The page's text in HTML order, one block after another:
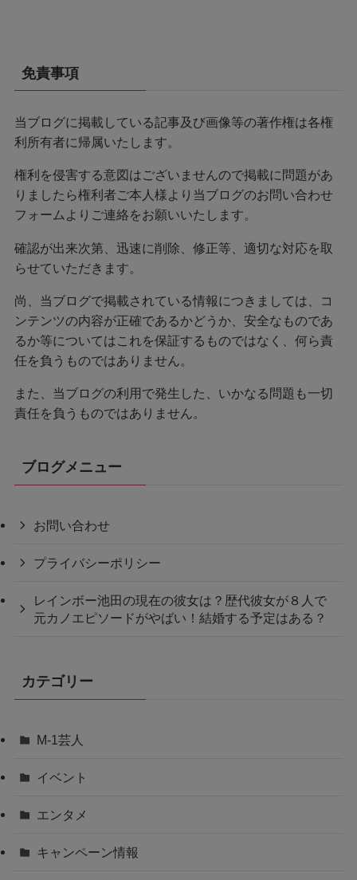
免責事項
当ブログに掲載している記事及び画像等の著作権は各権
利所有者に帰属いたします。
権利を侵害する意図はございませんので掲載に問題があ
りましたら権利者ご本人様より当ブログのお問い合わせ
フォームよりご連絡をお願いいたします。
確認が出来次第、迅速に削除、修正等、適切な対応を取
らせていただきます。
尚、当ブログで掲載されている情報につきましては、コ
ンテンツの内容が正確であるかどうか、安全なものであ
るか等についてはこれを保証するものではなく、何ら責
任を負うものではありません。
また、当ブログの利用で発生した、いかなる問題も一切
責任を負うものではありません。
ブログメニュー
お問い合わせ
プライバシーポリシー
レインボー池田の現在の彼女は？歴代彼女が８人で
元カノエピソードがやばい！結婚する予定はある？
カテゴリー
M-1芸人
イベント
エンタメ
キャンペーン情報